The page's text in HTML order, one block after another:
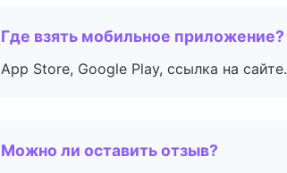
Где взять мобильное приложение?
App Store, Google Play, ссылка на сайте.
Можно ли оставить отзыв?